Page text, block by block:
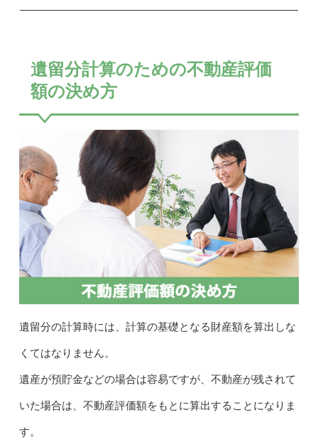
遺留分計算のための不動産評価
額の決め方
遺留分の計算時には、計算の基礎となる財産額を算出しな
くてはなりません。
遺産が預貯金などの場合は容易ですが、不動産が残されて
いた場合は、不動産評価額をもとに算出することになりま
す。